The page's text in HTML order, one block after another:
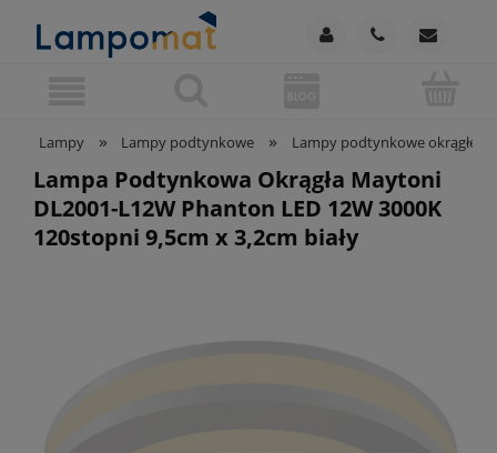
Lampy » Lampy podtynkowe » Lampy podtynkowe okrągłe
Lampa Podtynkowa Okrągła Maytoni
DL2001-L12W Phanton LED 12W 3000K
120stopni 9,5cm x 3,2cm biały